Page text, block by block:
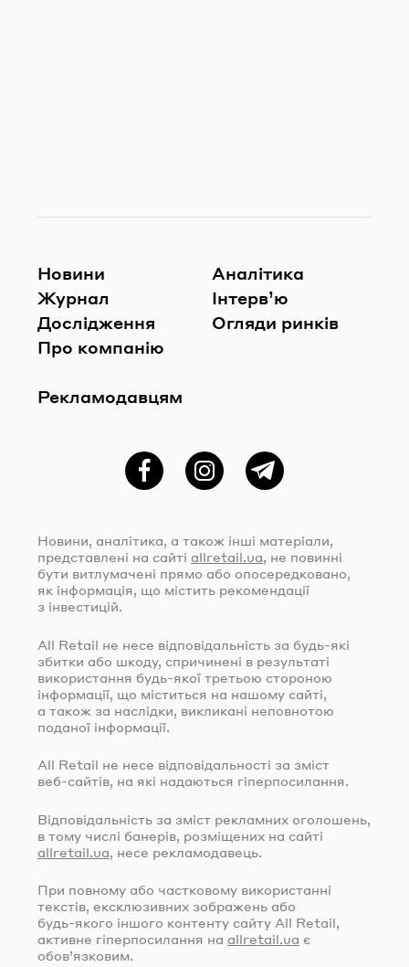
Новини
Журнал
Дослідження
Про компанію
Рекламодавцям
Аналітика
Інтерв’ю
Огляди ринків
ФейсбукInstagramTelegram
Новини, аналітика, а також інші матеріали,
представлені на сайті allretail.ua, не повинні
бути витлумачені прямо або опосередковано,
як інформація, що містить рекомендації
з інвестицій.
All Retail не несе відповідальність за будь-які
збитки або шкоду, спричинені в результаті
використання будь-якої третьою стороною
інформації, що міститься на нашому сайті,
а також за наслідки, викликані неповнотою
поданої інформації.
All Retail не несе відповідальності за зміст
веб-сайтів, на які надаються гіперпосилання.
Відповідальність за зміст рекламних оголошень,
в тому числі банерів, розміщених на сайті
allretail.ua , несе рекламодавець.
При повному або частковому використанні
текстів, ексклюзивних зображень або
будь-якого іншого контенту сайту All Retail,
активне гіперпосилання на allretail.ua є
обов’язковим.